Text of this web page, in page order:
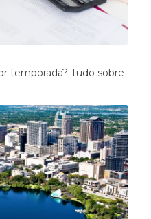
temporada? Tudo sobre